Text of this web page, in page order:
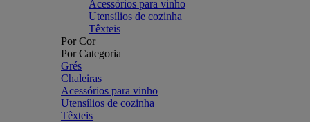
Acessórios para vinho
Utensílios de cozinha
Têxteis
Por Cor
Por Categoria
Grés
Chaleiras
Acessórios para vinho
Utensílios de cozinha
Têxteis